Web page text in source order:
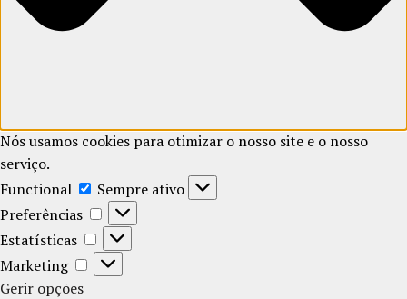
Nós usamos cookies para otimizar o nosso site e o nosso
serviço.
Functional
Functional
Sempre ativo
Preferências
Preferências
Estatísticas
Estatísticas
Marketing
Marketing
Gerir opções